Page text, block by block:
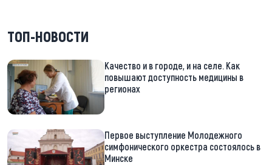
ТОП-НОВОСТИ
Качество и в городе, и на селе. Как
повышают доступность медицины в
регионах
Первое выступление Молодежного
симфонического оркестра состоялось в
Минске